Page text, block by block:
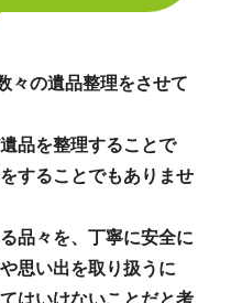
々の遺品整理をさせて
品を整理することで
することでもありませ
品々を、丁寧に安全に
思い出を取り扱うに